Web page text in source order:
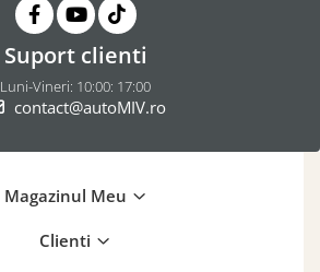
Suport clienti
Luni-Vineri: 10:00: 17:00
contact@autoMIV.ro
Magazinul Meu
Clienti